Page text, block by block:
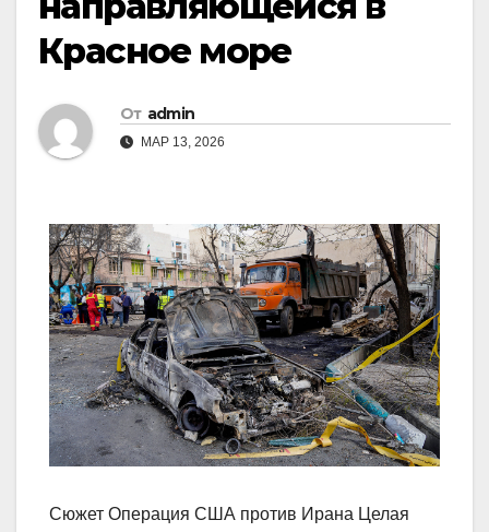
Красное море
От admin
МАР 13, 2026
Сюжет Операция США против Ирана Целая